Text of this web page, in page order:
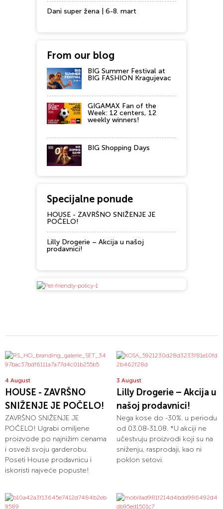
Dani super žena | 6-8. mart
From our blog
BIG Summer Festival at
BIG FASHION Kragujevac
GIGAMAX Fan of the
Week: 12 centers, 12
weekly winners!
BIG Shopping Days
Specijalne ponude
HOUSE - ZAVRŠNO SNIŽENJE JE
POČELO!
Lilly Drogerie – Akcija u našoj
prodavnici!
4 August
HOUSE - ZAVRŠNO
SNIŽENJE JE POČELO!
ZAVRŠNO SNIŽENJE JE
POČELO! Ugrabi omiljene
proizvode po najnižim cenama
i osveži svoju garderobu.
Poseti House prodavnicu i
iskoristi najveće popuste!
3 August
Lilly Drogerie – Akcija u
našoj prodavnici!
Nega kose do -30%. u periodu
od 03.08-31.08. *U akciji ne
učestvuju proizvodi koji su na
sniženju, rasprodaji, kao ni
poklon setovi.